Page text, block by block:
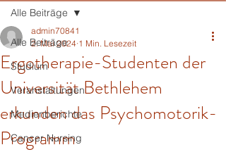
Alle Beiträge
Studium
Veranstaltungen
Medienberichte
Cancer Nursing
Alle Beiträge
Ergotherapie-Studenten der
Universität Bethlehem
erkunden das Psychomotorik-
Programm
admin70841
2. Mai 2024 1 Min. Lesezeit